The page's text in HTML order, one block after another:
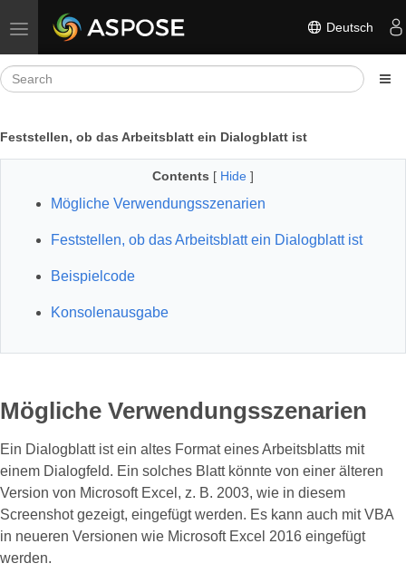
Toggle navigation Deutsch
Feststellen, ob das Arbeitsblatt ein Dialogblatt ist
Contents [ Hide ]
Mögliche Verwendungsszenarien
Feststellen, ob das Arbeitsblatt ein Dialogblatt ist
Beispielcode
Konsolenausgabe
Mögliche Verwendungsszenarien
Ein Dialogblatt ist ein altes Format eines Arbeitsblatts mit
einem Dialogfeld. Ein solches Blatt könnte von einer älteren
Version von Microsoft Excel, z. B. 2003, wie in diesem
Screenshot gezeigt, eingefügt werden. Es kann auch mit VBA
in neueren Versionen wie Microsoft Excel 2016 eingefügt
werden.